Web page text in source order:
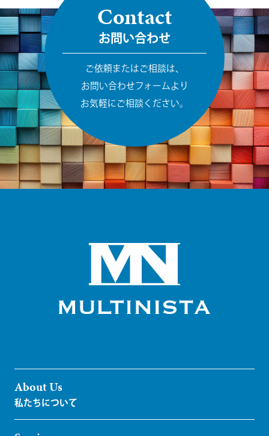
Contact
お問い合わせ
ご依頼またはご相談は、
お問い合わせフォームより
お気軽にご相談ください。
About Us